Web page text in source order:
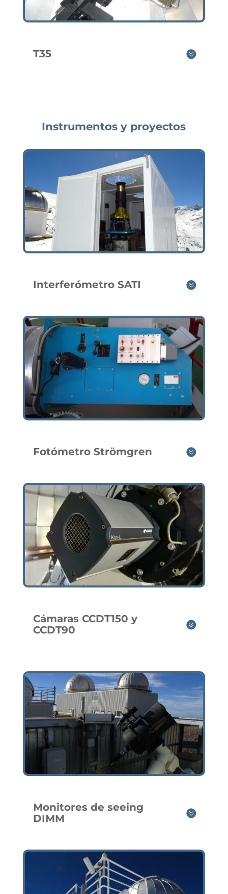
T35
Instrumentos y proyectos
Interferómetro SATI
Fotómetro Strömgren
Cámaras CCDT150 y
CCDT90
Monitores de seeing
DIMM